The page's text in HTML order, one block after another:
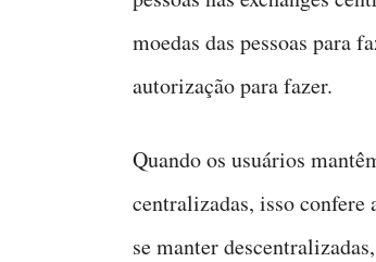
moedas das pessoas para
autorização para fazer.
Quando os usuários
centralizadas, isso confere
se manter